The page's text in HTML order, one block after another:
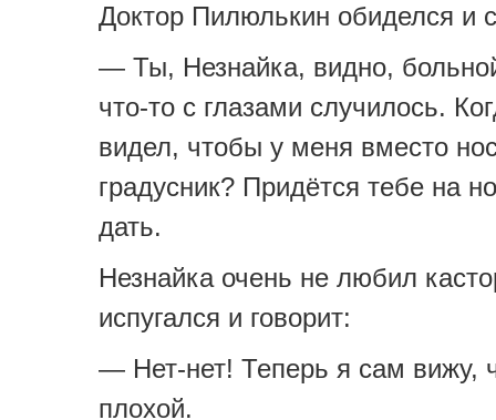
Доктор Пилюлькин обиделся и
— Ты, Незнайка, видно,
что-то с глазами случилось.
видел, чтобы у меня вместо
градусник? Придётся тебе на
дать.
Незнайка очень не любил
испугался и говорит:
— Нет-нет! Теперь я сам вижу,
плохой.